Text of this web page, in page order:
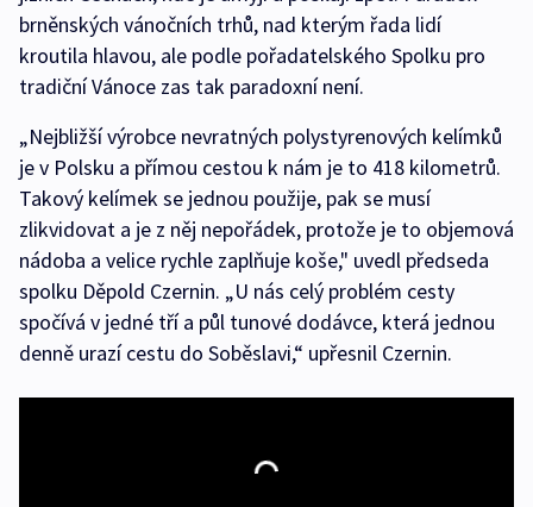
brněnských vánočních trhů, nad kterým řada lidí
kroutila hlavou, ale podle pořadatelského Spolku pro
tradiční Vánoce zas tak paradoxní není.
„Nejbližší výrobce nevratných polystyrenových kelímků
je v Polsku a přímou cestou k nám je to 418 kilometrů.
Takový kelímek se jednou použije, pak se musí
zlikvidovat a je z něj nepořádek, protože je to objemová
nádoba a velice rychle zaplňuje koše," uvedl předseda
spolku Děpold Czernin. „U nás celý problém cesty
spočívá v jedné tří a půl tunové dodávce, která jednou
denně urazí cestu do Soběslavi,“ upřesnil Czernin.